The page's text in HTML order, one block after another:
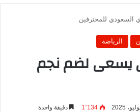
السعودي للمحترفين
الرياضة
يسعى لضم نجم
1٬134 دقيقة واحدة